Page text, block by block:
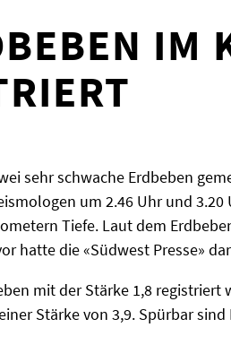
IM
sehr schwache Erdbeben
um 2.46 Uhr und 3.20
Tiefe. Laut dem
hatte die «Südwest Presse»
mit der Stärke 1,8 registriert
Stärke von 3,9. Spürbar